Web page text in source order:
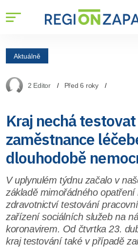
Aktuálně
2 Editor Před 6 roky
Kraj nechá testovat
zaměstnance
dlouhodobě
V uplynulém týdnu začalo v
základě mimořádného opatření
zdravotnictví testování
zařízení sociálních služeb na
koronavirem. Od čtvrtka 23.
kraj testování také v případě